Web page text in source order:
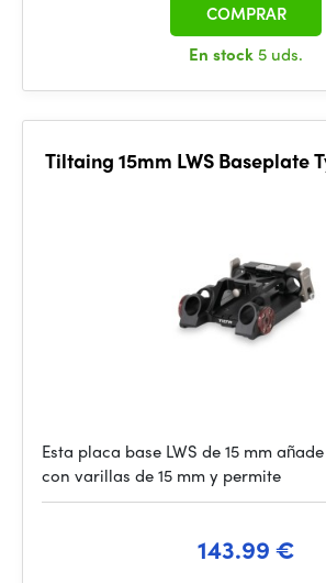
En stock 5 uds.
COMPRAR
Tiltaing 15mm LWS Baseplate
Esta placa base LWS de 15 mm
con varillas de 15 mm y permite
143.99 €